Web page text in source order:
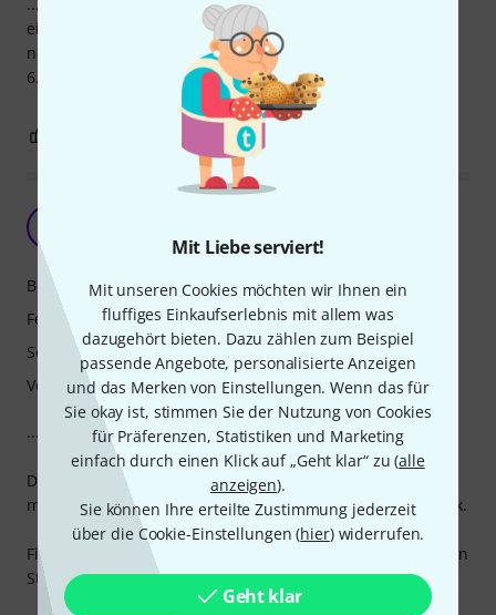
Mit Liebe serviert!
Mit unseren Cookies möchten wir Ihnen ein
fluffiges Einkaufserlebnis mit allem was
dazugehört bieten. Dazu zählen zum Beispiel
passende Angebote, personalisierte Anzeigen
und das Merken von Einstellungen. Wenn das für
Sie okay ist, stimmen Sie der Nutzung von Cookies
für Präferenzen, Statistiken und Marketing
einfach durch einen Klick auf „Geht klar“ zu (alle
anzeigen).
Sie können Ihre erteilte Zustimmung jederzeit
über die Cookie-Einstellungen (hier) widerrufen.
Geht klar
ein, was den Workflow extrem bremst und einfach nur
nervt. Resets und Software Updates haben bislang (Stand
6.08.2021) keine Besserung gebracht. Sehr enttäuschend.
BEWERTUNG MELDEN
chaser 18.04.2021
...aber enttäuschend umgesetzt.
Die CPU kratzt schon bei den Demo Projekten am Limit und
man hat knacksende Sounds. Das Gerät geht wieder zurück.
Firmware ist up-to-date und alles wurde auf den aktuellsten
Stand gebracht.
Bedienung
Features
Sound
Verarbeitung